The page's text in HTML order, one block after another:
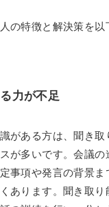
の特徴と解決策を以
力が不足
がある方は、聞き取
が多いです。会議の
事項や発言の背景ま
あります。聞き取り